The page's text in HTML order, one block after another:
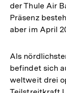
der Thule Air
Präsenz
aber im April
Als
befindet sich
weltweit drei